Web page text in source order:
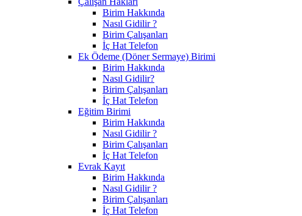
Birim Hakkında
Nasıl Gidilir ?
Birim Çalışanları
İç Hat Telefon
Ek Ödeme (Döner Sermaye) Birimi
Birim Hakkında
Nasıl Gidilir?
Birim Çalışanları
İç Hat Telefon
Eğitim Birimi
Birim Hakkında
Nasıl Gidilir ?
Birim Çalışanları
İç Hat Telefon
Evrak Kayıt
Birim Hakkında
Nasıl Gidilir ?
Birim Çalışanları
İç Hat Telefon